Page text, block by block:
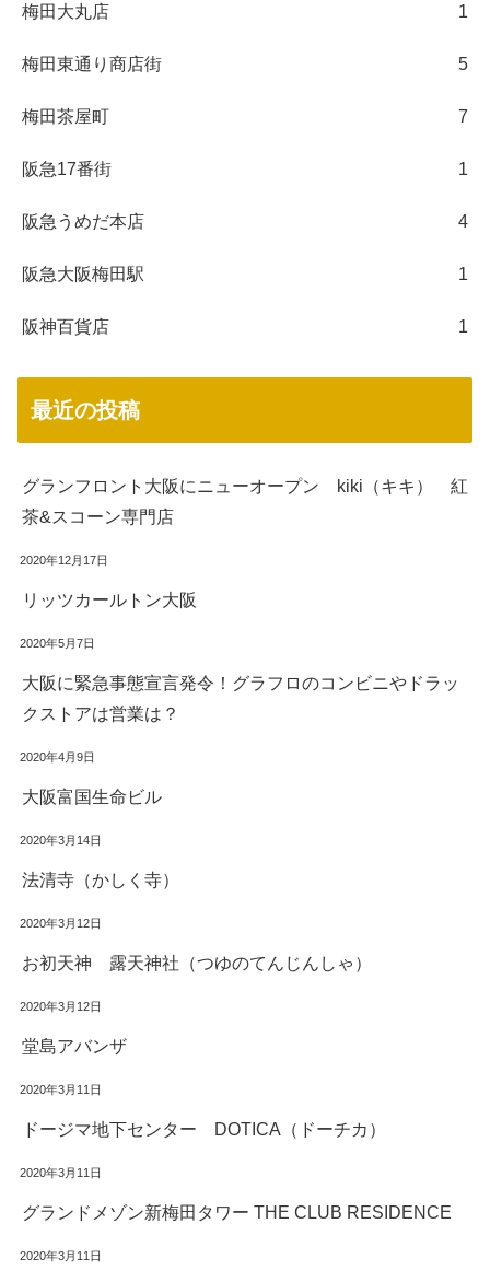
梅田大丸店 1
梅田東通り商店街 5
梅田茶屋町 7
阪急17番街 1
阪急うめだ本店 4
阪急大阪梅田駅 1
阪神百貨店 1
最近の投稿
グランフロント大阪にニューオープン kiki（キキ） 紅
茶&スコーン専門店
2020年12月17日
リッツカールトン大阪
2020年5月7日
大阪に緊急事態宣言発令！グラフロのコンビニやドラッ
クストアは営業は？
2020年4月9日
大阪富国生命ビル
2020年3月14日
法清寺（かしく寺）
2020年3月12日
お初天神 露天神社（つゆのてんじんしゃ）
2020年3月12日
堂島アバンザ
2020年3月11日
ドージマ地下センター DOTICA（ドーチカ）
2020年3月11日
グランドメゾン新梅田タワー THE CLUB RESIDENCE
2020年3月11日